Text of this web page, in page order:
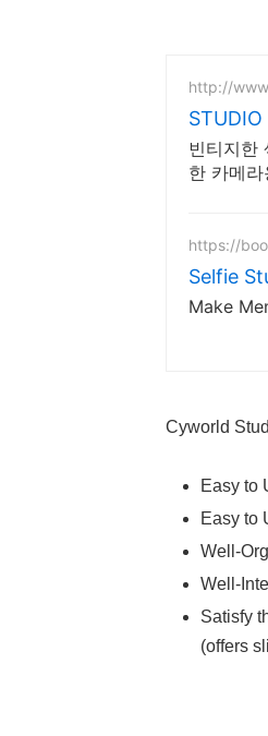
http://
빈티지한
한 카메
https://
Selfie
Make
Cyworld
Easy to
Easy to
Well-
Well-
Satisfy
(offers